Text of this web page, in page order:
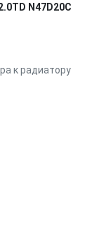
N47D20C
к радиатору